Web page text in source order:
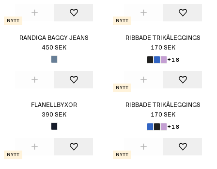
Nytt
RANDIGA BAGGY JEANS
450 SEK
Nytt
RIBBADE TRIKÅLEGGINGS
170 SEK
+18
FLANELLBYXOR
390 SEK
Nytt
RIBBADE TRIKÅLEGGINGS
170 SEK
+18
Nytt Nytt